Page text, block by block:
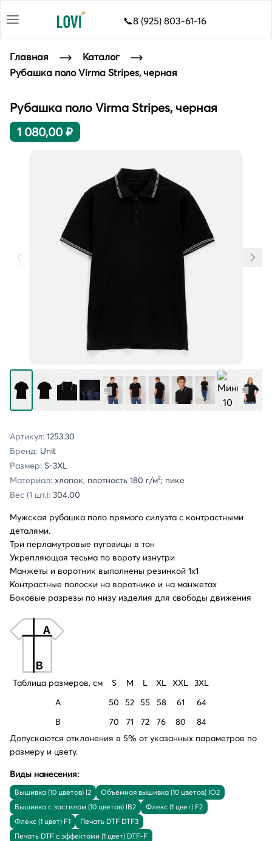
📞8 (925) 803-61-16
Главная
Каталог
Рубашка поло Virma Stripes, черная
Рубашка поло Virma Stripes, черная
1 080,00 ₽
Артикул: 1253.30
Бренд: Unit
Размер: S-3XL
Материал: хлопок, плотность 180 г/м²; пике
Вес (1 шт.): 304.00
Мужская рубашка поло прямого силуэта с контрастными
деталями.
Три перламутровые пуговицы в тон
Укрепляющая тесьма по вороту изнутри
Манжеты и воротник выполнены резинкой 1x1
Контрастные полоски на воротнике и на манжетах
Боковые разрезы по низу изделия для свободы движения
Таблица размеров, см S M L XL XXL 3XL
A
50 52 55 58 61
64
B
70 71 72 76 80
84
Допускаются отклонения в 5% от указанных параметров по
размеру и цвету.
Виды нанесения:
Вышивка (10 цветов) I2
Объёмная вышивка (10 цветов) IO2
Вышивка с застилом (10 цветов) IB2
Флекс (1 цвет) F2
Флекс (1 цвет) F1
Печать DTF DTF3
Печать DTF с эффектами (1 цвет) DTF-F